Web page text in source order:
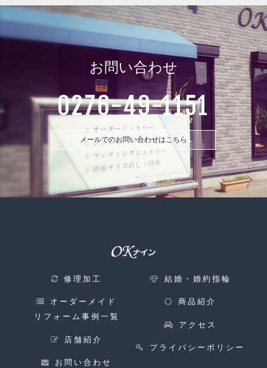
お問い合わせ
0276-49-1151
メールでのお問い合わせはこちら
修理加工
オーダーメイド
リフォーム事例一覧
店舗紹介
お問い合わせ
結婚・婚約指輪
商品紹介
アクセス
プライバシーポリシー